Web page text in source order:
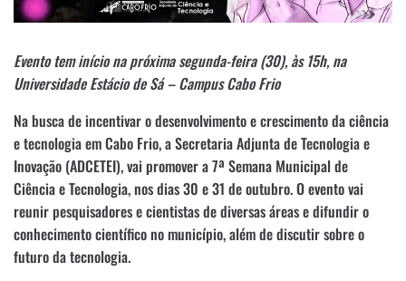
Evento tem início na próxima segunda-feira (30), às 15h, na
Universidade Estácio de Sá – Campus Cabo Frio
Na busca de incentivar o desenvolvimento e crescimento da ciência
e tecnologia em Cabo Frio, a Secretaria Adjunta de Tecnologia e
Inovação (ADCETEI), vai promover a 7ª Semana Municipal de
Ciência e Tecnologia, nos dias 30 e 31 de outubro. O evento vai
reunir pesquisadores e cientistas de diversas áreas e difundir o
conhecimento científico no município, além de discutir sobre o
futuro da tecnologia.